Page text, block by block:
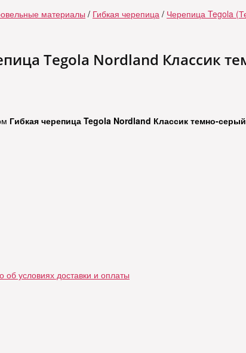
материалы / Гибкая черепица / Черепица Tegola
Tegola Nordland Классик
Гибкая черепица Tegola Nordland Классик темно-серый
об условиях доставки и оплаты